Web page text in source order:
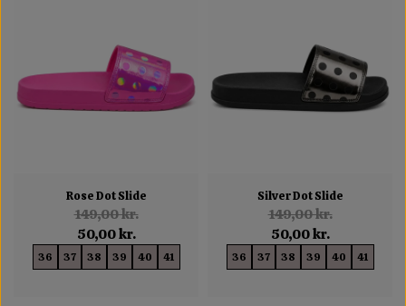
Rose Dot Slide
149,00 kr.
50,00 kr.
36 37 38 39 40 41
Silver Dot Slide
149,00 kr.
50,00 kr.
36 37 38 39 40 41